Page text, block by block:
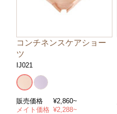
コンチネンスケアショー
ツ
IJ021
販売価格
¥2,860~
メイト価格 ¥2,288~